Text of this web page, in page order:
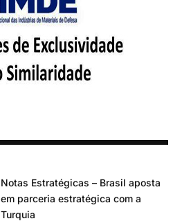
Notas Estratégicas – Brasil aposta
em parceria estratégica com a
Turquia